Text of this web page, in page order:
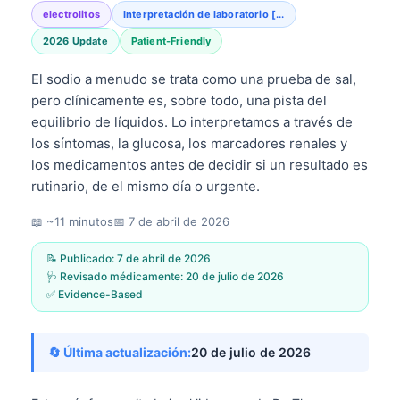
electrolitos Interpretación de laboratorio [...
2026 Update Patient-Friendly
El sodio a menudo se trata como una prueba de sal,
pero clínicamente es, sobre todo, una pista del
equilibrio de líquidos. Lo interpretamos a través de
los síntomas, la glucosa, los marcadores renales y
los medicamentos antes de decidir si un resultado es
rutinario, de el mismo día o urgente.
📖 ~11 minutos📅 7 de abril de 2026
📝 Publicado: 7 de abril de 2026
🩺 Revisado médicamente: 20 de julio de 2026
✅ Evidence-Based
🔄 Última actualización:20 de julio de 2026